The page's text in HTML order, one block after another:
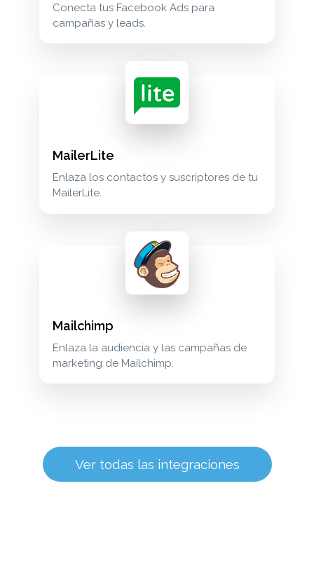
Conecta tus Facebook Ads para
campañas y leads.
MailerLite
Enlaza los contactos y suscriptores de tu
MailerLite.
Mailchimp
Enlaza la audiencia y las campañas de
marketing de Mailchimp.
Ver todas las integraciones